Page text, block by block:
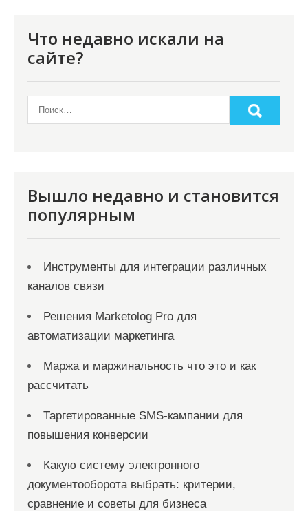
Что недавно искали на
сайте?
Вышло недавно и становится
популярным
Инструменты для интеграции различных
каналов связи
Решения Marketolog Pro для
автоматизации маркетинга
Маржа и маржинальность что это и как
рассчитать
Таргетированные SMS-кампании для
повышения конверсии
Какую систему электронного
документооборота выбрать: критерии,
сравнение и советы для бизнеса